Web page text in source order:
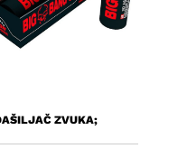
U Košaricu
ZVUKA;